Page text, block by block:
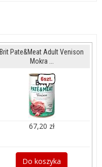
Brit Pate&Meat Adult Venison
Mokra ...
67,20 zł
Do koszyka